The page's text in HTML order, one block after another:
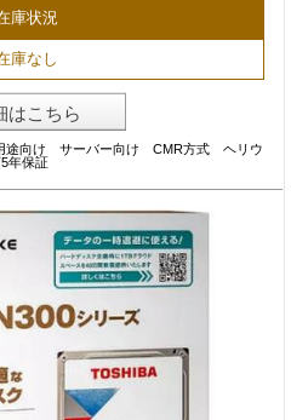
庫状況
庫なし
はこちら
途向け サーバー向け CMR方式 ヘリウ
年保証